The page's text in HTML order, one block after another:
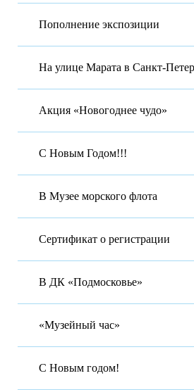
Пополнение экспозиции
На улице Марата в Санкт-
Акция «Новогоднее чудо»
С Новым Годом!!!
В Музее морского флота
Сертификат о регистрации
В ДК «Подмосковье»
«Музейный час»
С Новым годом!